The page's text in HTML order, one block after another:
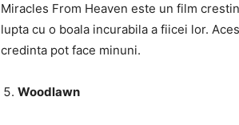
Miracles From Heaven este un film
lupta cu o boala incurabila a fiicei lor.
credinta pot face minuni.
Woodlawn